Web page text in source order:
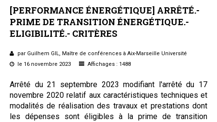
Sommaires
Chroniques
Etudes de texte
Réponses ministérielles
Conclusions et Rapports
Formez-vous !
[PERFORMANCE ÉNERGÉTIQUE] ARRÊTÉ.-
PRIME DE TRANSITION ÉNERGÉTIQUE.-
ELIGIBILITÉ.- CRITÈRES
par Guilhem GIL, Maître de conférences à Aix-Marseille Université
le 16 novembre 2023
Affichages : 1488
Arrêté du 21 septembre 2023 modifiant l'arrêté du 17
novembre 2020 relatif aux caractéristiques techniques et
modalités de réalisation des travaux et prestations dont
les dépenses sont éligibles à la prime de transition